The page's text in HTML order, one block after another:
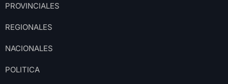
PROVINCIALES
REGIONALES
NACIONALES
POLITICA